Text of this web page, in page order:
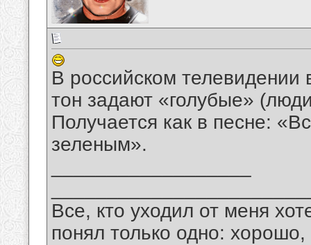
В российском
тон задают «голубые»
Получается как в песне:
зеленым».
Все, кто уходил от меня
понял только одно: